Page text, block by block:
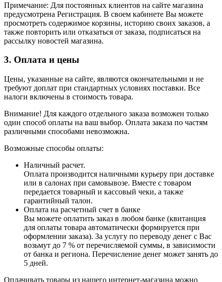
Примечание: Для постоянных клиентов на сайте магазина
предусмотрена Регистрация. В своем кабинете Вы можете
просмотреть содержимое корзины, историю своих заказов, а
также повторить или отказаться от заказа, подписаться на
рассылку новостей магазина.
3. Оплата и цены
Цены, указанные на сайте, являются окончательными и не
требуют доплат при стандартных условиях поставки. Все
налоги включены в стоимость товара.
Внимание! Для каждого отдельного заказа возможен только
один способ оплаты на ваш выбор. Оплата заказа по частям
различными способами невозможна.
Возможные способы оплаты:
Наличный расчет.
Оплата производится наличными курьеру при доставке
или в салонах при самовывозе. Вместе с товаром
передается товарный и кассовый чеки, а также
гарантийный талон.
Оплата на расчетный счет в банке
Вы можете оплатить заказ в любом банке (квитанция
для оплаты товара автоматически формируется при
оформлении заказа). За услугу по переводу денег с Вас
возьмут до 7 % от перечисляемой суммы, в зависимости
от банка и региона. Перечисление денег может занять до
5 дней.
Оплачивать товары из нашего интернет-магазина можно